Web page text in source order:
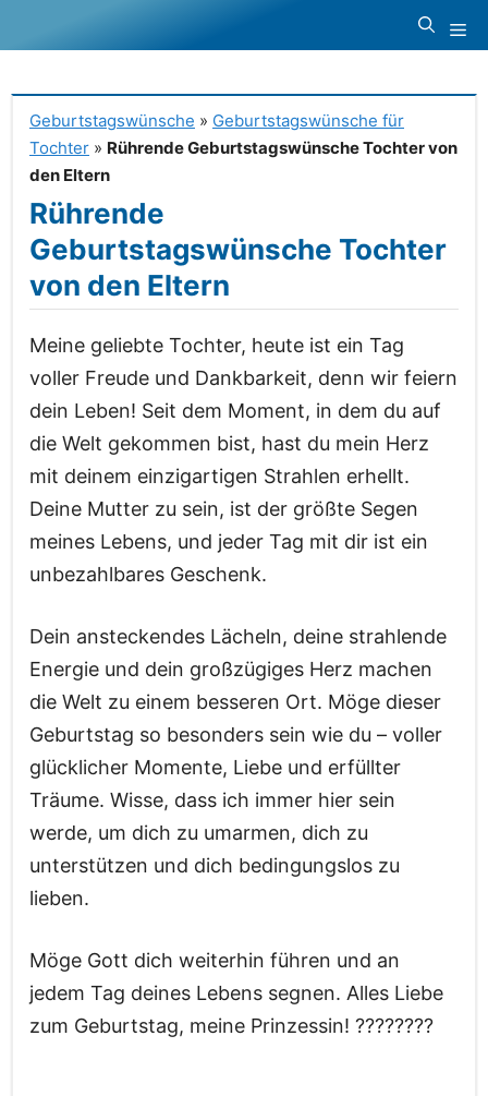
Inhalt
Geburtstagswünsche » Geburtstagswünsche für
Tochter » Rührende Geburtstagswünsche Tochter von
den Eltern
Rührende
Geburtstagswünsche Tochter
von den Eltern
Meine geliebte Tochter, heute ist ein Tag
voller Freude und Dankbarkeit, denn wir feiern
dein Leben! Seit dem Moment, in dem du auf
die Welt gekommen bist, hast du mein Herz
mit deinem einzigartigen Strahlen erhellt.
Deine Mutter zu sein, ist der größte Segen
meines Lebens, und jeder Tag mit dir ist ein
unbezahlbares Geschenk.
Dein ansteckendes Lächeln, deine strahlende
Energie und dein großzügiges Herz machen
die Welt zu einem besseren Ort. Möge dieser
Geburtstag so besonders sein wie du – voller
glücklicher Momente, Liebe und erfüllter
Träume. Wisse, dass ich immer hier sein
werde, um dich zu umarmen, dich zu
unterstützen und dich bedingungslos zu
lieben.
Möge Gott dich weiterhin führen und an
jedem Tag deines Lebens segnen. Alles Liebe
zum Geburtstag, meine Prinzessin! ????????